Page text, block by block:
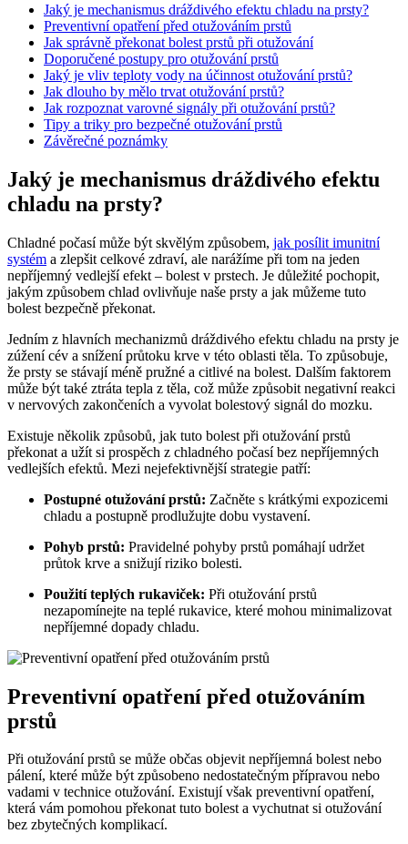
Jaký je mechanismus dráždivého efektu chladu na prsty?
Preventivní opatření před otužováním prstů
Jak správně překonat bolest prstů při otužování
Doporučené postupy pro otužování prstů
Jaký je vliv teploty vody na účinnost otužování prstů?
Jak dlouho by mělo trvat otužování prstů?
Jak rozpoznat varovné signály při otužování prstů?
Tipy a triky pro bezpečné otužování prstů
Závěrečné poznámky
Jaký je mechanismus dráždivého efektu
chladu na prsty?
Chladné počasí může být skvělým způsobem, jak posílit imunitní
systém a zlepšit celkové zdraví, ale narážíme při tom na jeden
nepříjemný vedlejší efekt – bolest v prstech. Je důležité pochopit,
jakým způsobem chlad ovlivňuje naše prsty a jak můžeme tuto
bolest bezpečně překonat.
Jedním z hlavních mechanizmů dráždivého efektu chladu na prsty je
zúžení cév a snížení průtoku krve v této oblasti těla. To způsobuje,
že prsty se stávají méně pružné a citlivé na bolest. Dalším faktorem
může být také ztráta tepla z těla, což může způsobit negativní reakci
v nervových zakončeních a vyvolat bolestový signál do mozku.
Existuje několik způsobů, jak tuto bolest při otužování prstů
překonat a užít si prospěch z chladného počasí bez nepříjemných
vedlejších efektů. Mezi nejefektivnější strategie patří:
Postupné otužování prstů: Začněte s krátkými expozicemi
chladu a postupně prodlužujte dobu vystavení.
Pohyb prstů: Pravidelné pohyby prstů pomáhají udržet
průtok krve a snižují riziko bolesti.
Použití teplých rukaviček: Při otužování prstů
nezapomínejte na teplé rukavice, které mohou minimalizovat
nepříjemné dopady chladu.
Preventivní opatření před otužováním
prstů
Při otužování prstů se může občas objevit nepříjemná bolest nebo
pálení, které může být způsobeno nedostatečným přípravou nebo
vadami v technice otužování. Existují však preventivní opatření,
která vám pomohou překonat tuto bolest a vychutnat si otužování
bez zbytečných komplikací.